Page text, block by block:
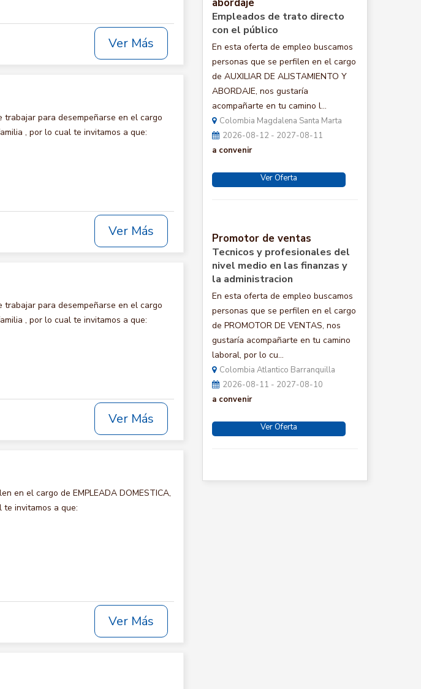
Ver Más
para desempeñarse en el cargo
, por lo cual te invitamos a que:
Ver Más
para desempeñarse en el cargo
, por lo cual te invitamos a que:
Ver Más
en el cargo de EMPLEADA DOMESTICA,
invitamos a que:
Ver Más
Empleados de trato directo
con el público
En esta oferta de empleo buscamos
personas que se perfilen en el cargo
de AUXILIAR DE ALISTAMIENTO Y
ABORDAJE, nos gustaría
acompañarte en tu camino l...
Colombia Magdalena Santa Marta
2026-08-12 - 2027-08-11
a convenir
Ver Oferta
Promotor de ventas
Tecnicos y profesionales del
nivel medio en las finanzas y
la administracion
En esta oferta de empleo buscamos
personas que se perfilen en el cargo
de PROMOTOR DE VENTAS, nos
gustaría acompañarte en tu camino
laboral, por lo cu...
Colombia Atlantico Barranquilla
2026-08-11 - 2027-08-10
a convenir
Ver Oferta